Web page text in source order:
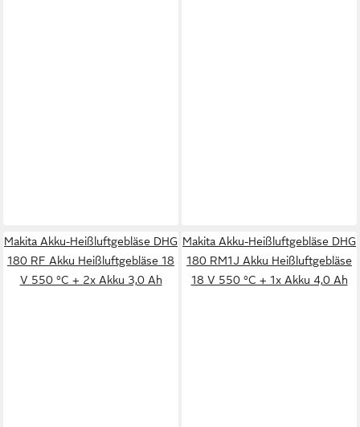
Makita Akku-Heißluftgebläse DHG
180 RF Akku Heißluftgebläse 18
V 550 °C + 2x Akku 3,0 Ah
Makita Akku-Heißluftgebläse DHG
180 RM1J Akku Heißluftgebläse
18 V 550 °C + 1x Akku 4,0 Ah